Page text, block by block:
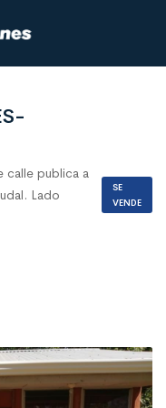
calle publica a
Lado
SE
VENDE